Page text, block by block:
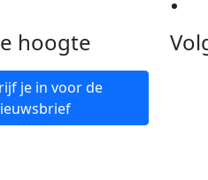
hoogte
je in voor de